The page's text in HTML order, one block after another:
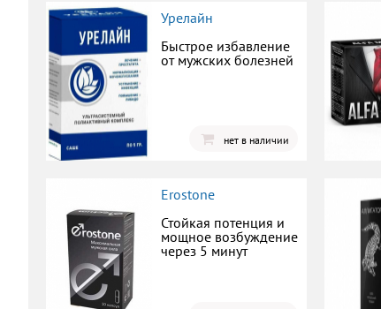
Урелайн
Быстрое избавление
от мужских болезней
нет в наличии
Erostone
Стойкая потенция и
мощное возбуждение
через 5 минут